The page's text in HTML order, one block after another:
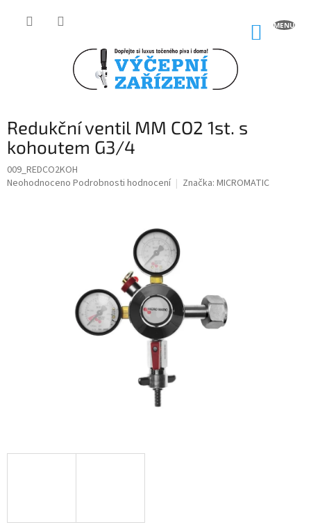
Redukční ventil MM CO2 1st. s
kohoutem G3/4
009_REDCO2KOH
Průměrné
Neohodnoceno Podrobnosti hodnocení Značka: MICROMATIC